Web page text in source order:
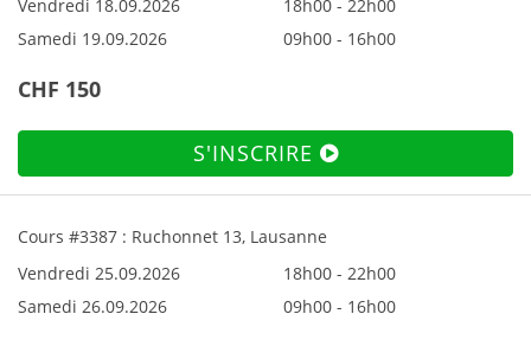
Vendredi 18.09.2026
18h00 - 22h00
Samedi 19.09.2026
09h00 - 16h00
CHF 150
S'INSCRIRE
Cours #3387 : Ruchonnet 13, Lausanne
Vendredi 25.09.2026
18h00 - 22h00
Samedi 26.09.2026
09h00 - 16h00